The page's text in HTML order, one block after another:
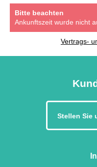
Bitte beachten
Ankunftszeit wurde nicht
Vertrags-
Stellen Sie